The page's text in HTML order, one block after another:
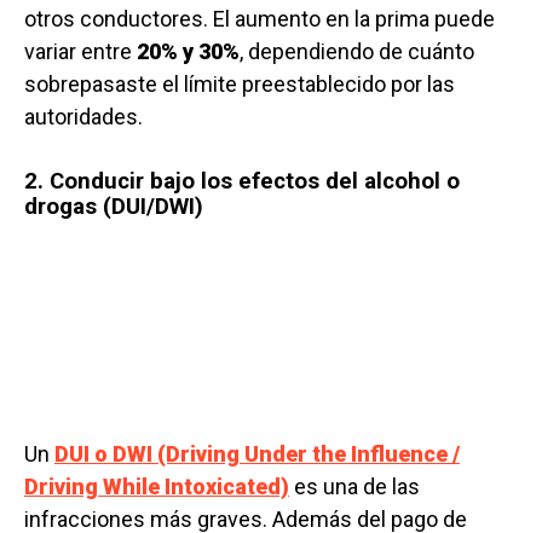
otros conductores. El aumento en la prima puede
variar entre 20% y 30%, dependiendo de cuánto
sobrepasaste el límite preestablecido por las
autoridades.
2. Conducir bajo los efectos del alcohol o
drogas (DUI/DWI)
Un DUI o DWI (Driving Under the Influence /
Driving While Intoxicated) es una de las
infracciones más graves. Además del pago de